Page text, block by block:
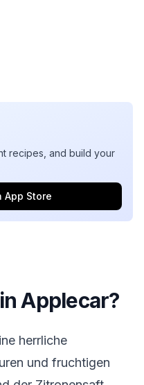
recipes, and build your
App Store
Applecar?
herrliche
und fruchtigen